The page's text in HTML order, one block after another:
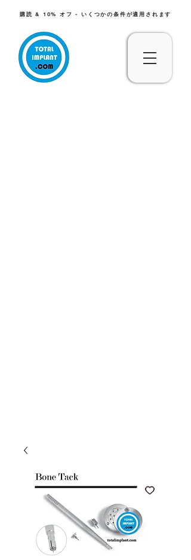
購読 & 10% オフ - いくつかの条件が適用されます